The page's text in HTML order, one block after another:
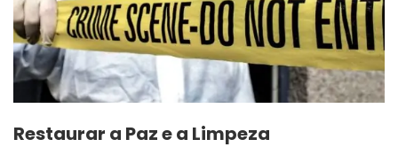
Restaurar a Paz e a Limpeza